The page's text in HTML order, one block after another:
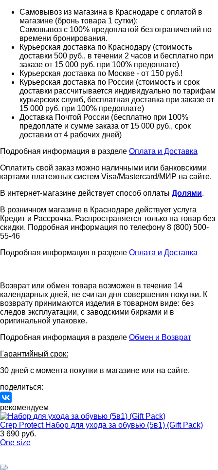
Самовывоз из магазина в Краснодаре с оплатой в
магазине (бронь товара 1 сутки);
Самовывоз с 100% предоплатой без ограничений по
времени бронирования.
Курьерская доставка по Краснодару (стоимость
доставки 500 руб., в течении 2 часов и бесплатно при
заказе от 15 000 руб. при 100% предоплате)
Курьерская доставка по Москве - от 150 руб.!
Курьерская доставка по России (стоимость и срок
доставки рассчитывается индивидуально по тарифам
курьерских служб, бесплатная доставка при заказе от
15 000 руб. при 100% предоплате)
Доставка Почтой России (бесплатно при 100%
предоплате и сумме заказа от 15 000 руб., срок
доставки от 4 рабочих дней)
Подробная информация в разделе Оплата и Доставка
Оплатить свой заказ можно наличными или банковскими
картами платежных систем Visa/Mastercard/МИР на сайте.
В интернет-магазине действует способ оплаты Долями.
В розничном магазине в Краснодаре действует услуга
Кредит и Рассрочка. Распространяется только на товар без
скидки. Подробная информация по телефону 8 (800) 500-
55-46
Подробная информация в разделе Оплата и Доставка
Возврат или обмен товара возможен в течение 14
календарных дней, не считая дня совершения покупки. К
возврату принимаются изделия в товарном виде: без
следов эксплуатации, с заводскими бирками и в
оригинальной упаковке.
Подробная информация в разделе Обмен и Возврат
Гарантийный срок:
30 дней с момента покупки в магазине или на сайте.
поделиться:
рекомендуем
Crep ProtectНабор для ухода за обувью (5в1) (Gift Pack)
3 690 руб.
One size